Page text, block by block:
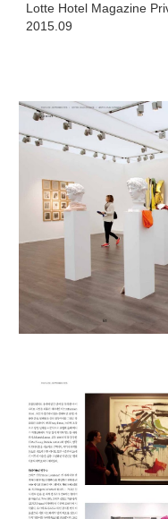
Lotte Hotel Magazine
​2015.09